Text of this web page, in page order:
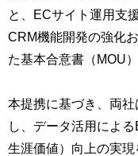
と、ECサイト運用支
CRM機能開発の強化
た基本合意書（MOU
本提携に基づき、両
し、データ活用によ
生涯価値）向上の実現